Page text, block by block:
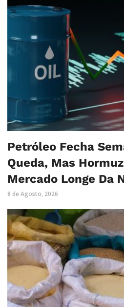
Petróleo Fecha
Queda, Mas
Mercado Longe Da
8 de Agosto, 2026